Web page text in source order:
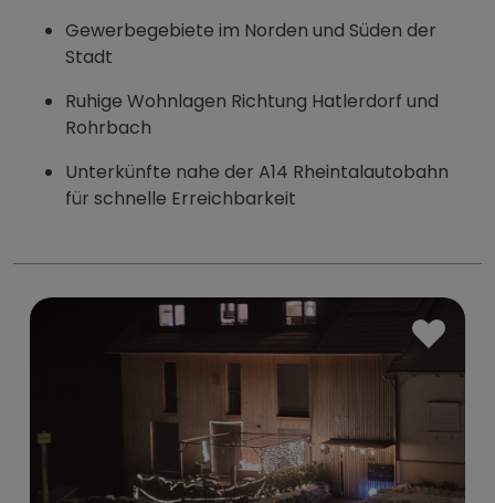
Gewerbegebiete im Norden und Süden der
Stadt
Ruhige Wohnlagen Richtung Hatlerdorf und
Rohrbach
Unterkünfte nahe der A14 Rheintalautobahn
für schnelle Erreichbarkeit